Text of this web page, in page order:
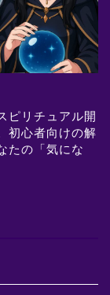
ピリチュアル開
初心者向けの解
たの「気にな